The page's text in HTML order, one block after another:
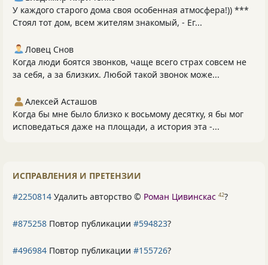
У каждого старого дома своя особенная атмосфера!)) ***
Стоял тот дом, всем жителям знакомый, - Ег...
Ловец Снов
Когда люди боятся звонков, чаще всего страх совсем не
за себя, а за близких. Любой такой звонок може...
Алексей Асташов
Когда бы мне было близко к восьмому десятку, я бы мог
исповедаться даже на площади, а история эта -...
ИСПРАВЛЕНИЯ И ПРЕТЕНЗИИ
#2250814 Удалить авторство © Роман Цивинскас 42?
#875258 Повтор публикации #594823?
#496984 Повтор публикации #155726?